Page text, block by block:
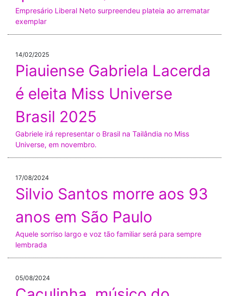
Empresário Liberal Neto surpreendeu plateia ao arrematar
exemplar
14/02/2025
Piauiense Gabriela Lacerda
é eleita Miss Universe
Brasil 2025
Gabriele irá representar o Brasil na Tailândia no Miss
Universe, em novembro.
17/08/2024
Silvio Santos morre aos 93
anos em São Paulo
Aquele sorriso largo e voz tão familiar será para sempre
lembrada
05/08/2024